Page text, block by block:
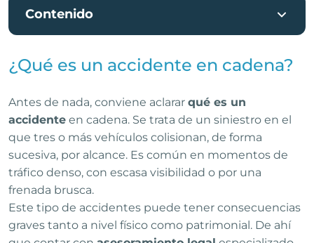
Contenido
¿Qué es un accidente en cadena?
Antes de nada, conviene aclarar qué es un
accidente en cadena. Se trata de un siniestro en el
que tres o más vehículos colisionan, de forma
sucesiva, por alcance. Es común en momentos de
tráfico denso, con escasa visibilidad o por una
frenada brusca.
Este tipo de accidentes puede tener consecuencias
graves tanto a nivel físico como patrimonial. De ahí